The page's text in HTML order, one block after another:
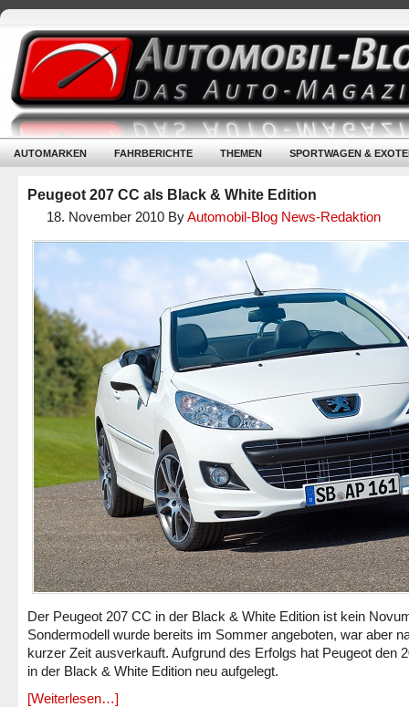
AUTOMARKEN FAHRBERICHTE THEMEN SPORTWAGEN &
Peugeot 207 CC als Black & White Edition
18. November 2010 ByAutomobil-Blog News-Redaktion
Der Peugeot 207 CC in der Black & White Edition ist kein
Sondermodell wurde bereits im Sommer angeboten, war aber
kurzer Zeit ausverkauft. Aufgrund des Erfolgs hat Peugeot den
in der Black & White Edition neu aufgelegt.
[Weiterlesen…]